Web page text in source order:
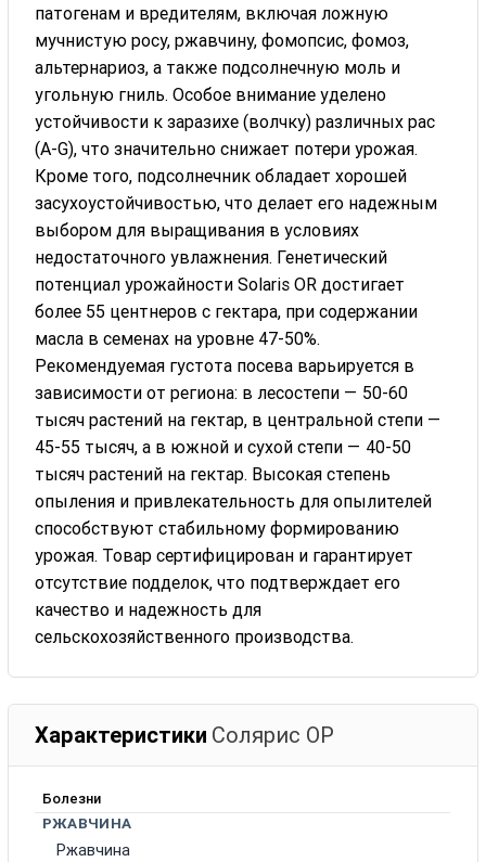
патогенам и вредителям, включая ложную
мучнистую росу, ржавчину, фомопсис, фомоз,
альтернариоз, а также подсолнечную моль и
угольную гниль. Особое внимание уделено
устойчивости к заразихе (волчку) различных рас
(A-G), что значительно снижает потери урожая.
Кроме того, подсолнечник обладает хорошей
засухоустойчивостью, что делает его надежным
выбором для выращивания в условиях
недостаточного увлажнения. Генетический
потенциал урожайности Solaris OR достигает
более 55 центнеров с гектара, при содержании
масла в семенах на уровне 47-50%.
Рекомендуемая густота посева варьируется в
зависимости от региона: в лесостепи — 50-60
тысяч растений на гектар, в центральной степи —
45-55 тысяч, а в южной и сухой степи — 40-50
тысяч растений на гектар. Высокая степень
опыления и привлекательность для опылителей
способствуют стабильному формированию
урожая. Товар сертифицирован и гарантирует
отсутствие подделок, что подтверждает его
качество и надежность для
сельскохозяйственного производства.
Характеристики Солярис ОР
Болезни
РЖАВЧИНА
Ржавчина